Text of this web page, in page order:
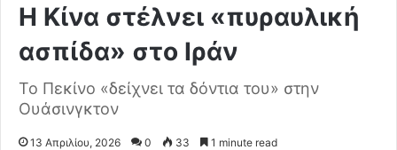
Η Κίνα στέλνει «πυραυλική
ασπίδα» στο Ιράν
Το Πεκίνο «δείχνει τα δόντια του» στην
Ουάσινγκτον
13 Απριλίου, 2026 0 33 1 minute read